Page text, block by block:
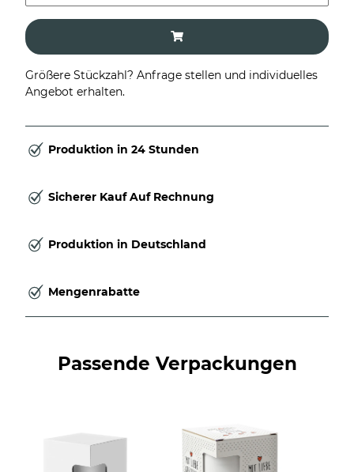
Größere Stückzahl? Anfrage stellen und individuelles
Angebot erhalten.
Produktion in 24 Stunden
Sicherer Kauf Auf Rechnung
Produktion in Deutschland
Mengenrabatte
Passende Verpackungen